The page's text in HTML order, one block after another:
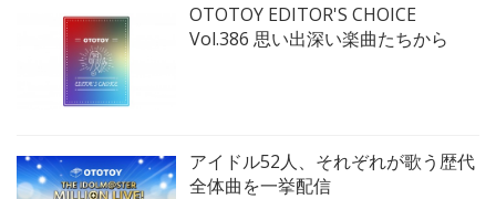
OTOTOY EDITOR'S CHOICE
Vol.386 思い出深い楽曲たちから
アイドル52人、それぞれが歌う歴代
全体曲を一挙配信